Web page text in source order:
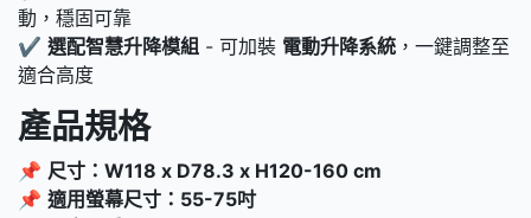
動，穩固可靠
✔ 選配智慧升降模組 - 可加裝 電動升降系統 ，一鍵調整至
適合高度
產品規格
📌 尺寸：W118 x D78.3 x H120-160 cm
📌 適用螢幕尺寸：55-75吋